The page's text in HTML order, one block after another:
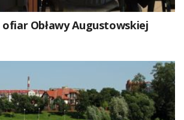
ofiar Obławy Augustowskiej